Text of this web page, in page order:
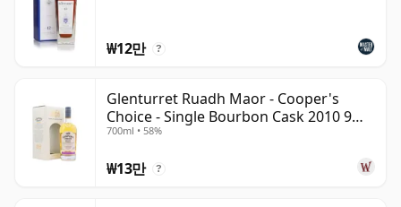
₩12만 ?
Glenturret Ruadh Maor - Cooper's
Choice - Single Bourbon Cask 2010 9년
산
700ml • 58%
₩13만 ?